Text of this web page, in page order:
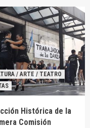
/ ARTE / TEATRO
Histórica de la
Comisión